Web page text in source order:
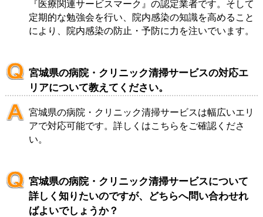
『医療関連サービスマーク』の認定業者です。そして
定期的な勉強会を行い、院内感染の知識を高めること
により、院内感染の防止・予防に力を注いでいます。
宮城県の病院・クリニック清掃サービスの対応エ
リアについて教えてください。
宮城県の病院・クリニック清掃サービスは幅広いエリ
アで対応可能です。詳しくはこちら をご確認くださ
い。
宮城県の病院・クリニック清掃サービスについて
詳しく知りたいのですが、どちらへ問い合わせれ
ばよいでしょうか？